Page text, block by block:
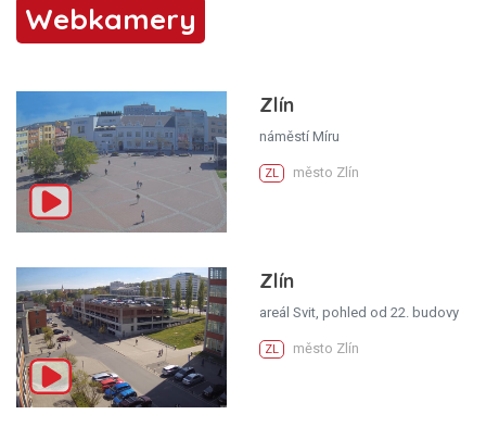
Webkamery
Zlín
náměstí Míru
ZL město Zlín
Zlín
areál Svit, pohled od 22. budovy
ZL město Zlín